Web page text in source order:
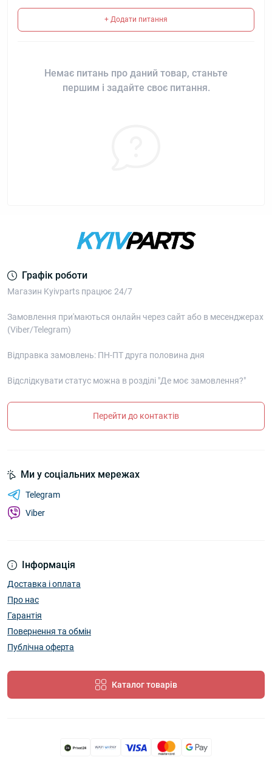
+ Додати питання
Немає питань про даний товар, станьте
першим і задайте своє питання.
Графік роботи
Магазин Kyivparts працює 24/7
Замовлення при'маються онлайн через сайт або в месенджерах
(Viber/Telegram)
Відправка замовлень: ПН-ПТ друга половина дня
Відслідкувати статус можна в розділі "Де моє замовлення?"
Перейти до контактів
Інформація
Доставка і оплата
Про нас
Гарантія
Повернення та обмін
Публічна оферта
Каталог товарів
Ми у соціальних мережах
Telegram
Viber